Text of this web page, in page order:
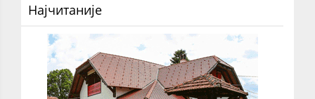
Најчитаније